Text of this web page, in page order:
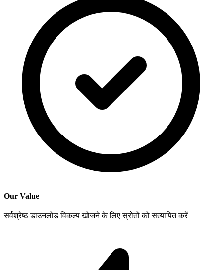
Our Value
सर्वश्रेष्ठ डाउनलोड विकल्प खोजने के लिए स्रोतों को सत्यापित करें